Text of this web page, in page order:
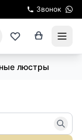
Звонок
люстры